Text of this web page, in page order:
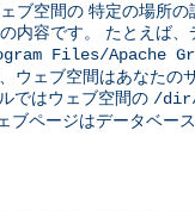
ブ空間の 特定の場所
内容です。 たとえば
Files/Apache
ェブ空間はあなた
ではウェブ空間の /
ブページはデータベー